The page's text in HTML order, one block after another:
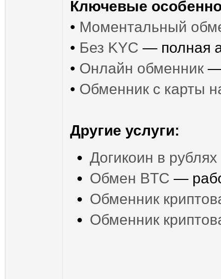
Ключевые
• Моментальный
• Без KYC — полная
• Онлайн обменник —
• Обменник с карты
Другие услуги:
Догикоин в рублях
Обмен BTC —
Обменник
Обменник